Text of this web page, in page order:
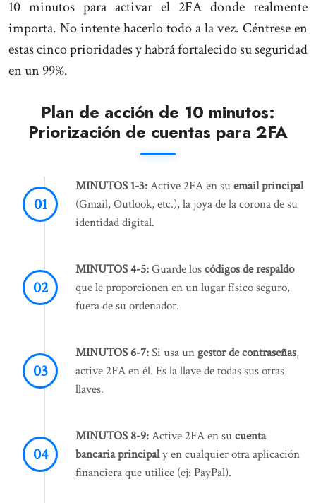
10 minutos para activar el 2FA donde realmente
importa. No intente hacerlo todo a la vez. Céntrese en
estas cinco prioridades y habrá fortalecido su seguridad
en un 99%.
Plan de acción de 10 minutos:
Priorización de cuentas para 2FA
MINUTOS 1-3:Active 2FA en suemail principal
(Gmail, Outlook, etc.), la joya de la corona de su
identidad digital.
MINUTOS 4-5:Guarde loscódigos de respaldo
que le proporcionen en un lugar físico seguro,
fuera de su ordenador.
MINUTOS 6-7:Si usa ungestor de contraseñas,
active 2FA en él. Es la llave de todas sus otras
llaves.
MINUTOS 8-9:Active 2FA en sucuenta
bancaria principaly en cualquier otra aplicación
financiera que utilice (ej: PayPal).